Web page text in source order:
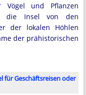
und Pflanzen
die Insel von den
der lokalen Höhlen
der prähistorischen
für Geschäftsreisen oder